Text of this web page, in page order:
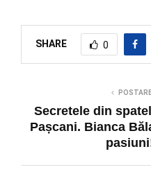
SHARE 0
Secretele din
Pașcani. Bianca